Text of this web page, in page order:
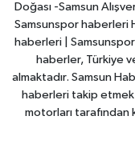
Doğası -Samsun
Samsunspor haberleri
haberleri |
haberler, Türkiye
almaktadır. Samsun
haberleri takip etmek
motorları